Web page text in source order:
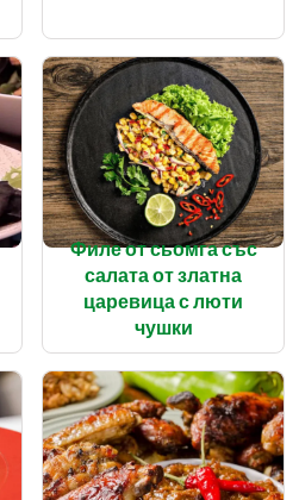
Филе от сьомга със
салата от златна
царевица с люти
чушки